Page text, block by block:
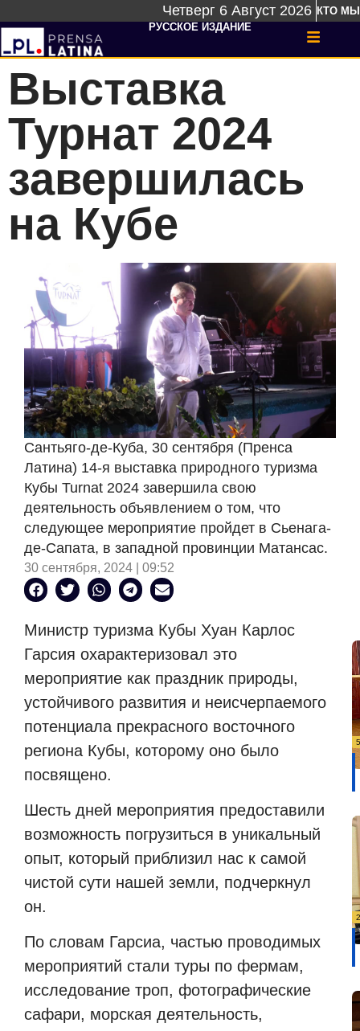
Четверг 6 Август 2026 КТО МЫ
РУССКОЕ ИЗДАНИЕ
Выставка
Турнат 2024
завершилась
на Кубе
Сантьяго-де-Куба, 30 сентября (Пренса
Латина) 14-я выставка природного туризма
Кубы Turnat 2024 завершила свою
деятельность объявлением о том, что
следующее мероприятие пройдет в Сьенага-
де-Сапата, в западной провинции Матансас.
30 сентября, 2024 | 09:52
Министр туризма Кубы Хуан Карлос
Гарсия охарактеризовал это
мероприятие как праздник природы,
устойчивого развития и неисчерпаемого
потенциала прекрасного восточного
региона Кубы, которому оно было
посвящено.
Шесть дней мероприятия предоставили
возможность погрузиться в уникальный
опыт, который приблизил нас к самой
чистой сути нашей земли, подчеркнул
он.
По словам Гарсиа, частью проводимых
мероприятий стали туры по фермам,
исследование троп, фотографические
сафари, морская деятельность,